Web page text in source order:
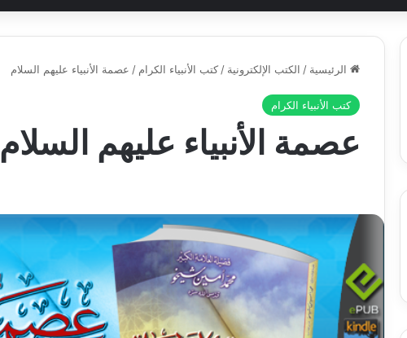
الرئيسية / الكتب الإلكترونية / كتب الأنبياء الكرام / عصمة الأنبياء عليهم السلام
كتب الأنبياء الكرام
عصمة الأنبياء عليهم السلام